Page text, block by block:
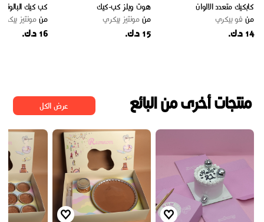
كابكيك متعدد الالوان
من ڤو بيكري
14 د.ك.
هوت ويلز كب-كيك
من مونتيز بيكري
15 د.ك.
كب كيك البالونات
من مونتيز بيكري
16 د.ك.
منتجات أخرى من البائع عرض الكل